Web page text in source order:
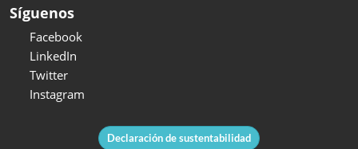
Síguenos
Facebook
LinkedIn
Twitter
Instagram
Declaración de sustentabilidad